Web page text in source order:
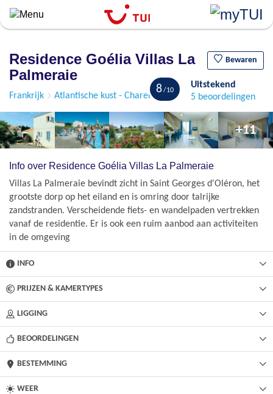
Overslaan
algemene
gaan
Residence Goélia Villas La
Palmeraie
Bewaren
Frankrijk Atlantische kust - Charente Maritime Ile d'Oléron
8
Uitstekend
5 beoordelingen
+11
Info over Residence Goélia Villas La Palmeraie
Villas La Palmeraie bevindt zicht in Saint Georges d'Oléron, het
grootste dorp op het eiland en is omring door talrijke
zandstranden. Verscheidende fiets- en wandelpaden vertrekken
vanaf de residentie. Er is ook een ruim aanbod aan activiteiten
in de omgeving
INFO
PRIJZEN & KAMERTYPES
LIGGING
BEOORDELINGEN
BESTEMMING
WEER